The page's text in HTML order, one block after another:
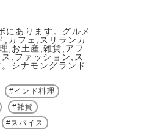
あります。グルメ
,カフェ,スリランカ
,お土産,雑貨,アフ
,ファッション,ス
シナモングランド
インド料理
雑貨
スパイス